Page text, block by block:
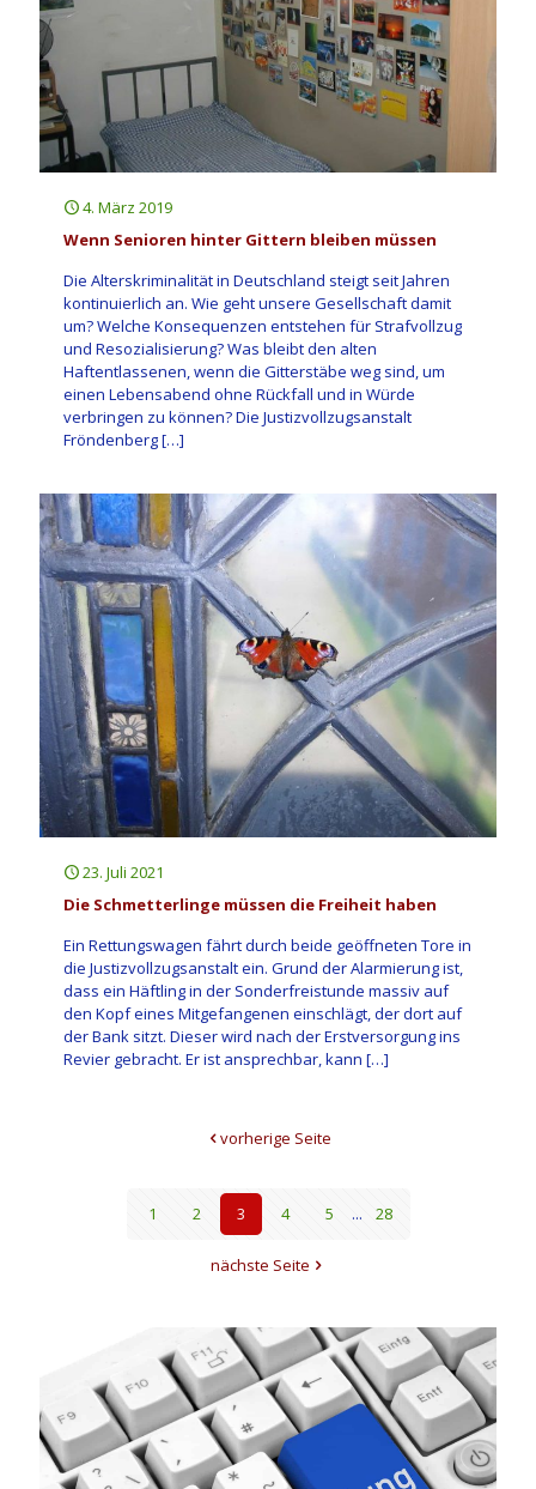
4. März 2019
Wenn Senioren hinter Gittern bleiben müssen
Die Alterskriminalität in Deutschland steigt seit Jahren
kontinuierlich an. Wie geht unsere Gesellschaft damit
um? Welche Konsequenzen entstehen für Strafvollzug
und Resozialisierung? Was bleibt den alten
Haftentlassenen, wenn die Gitterstäbe weg sind, um
einen Lebensabend ohne Rückfall und in Würde
verbringen zu können? Die Justizvollzugsanstalt
Fröndenberg[…]
23. Juli 2021
Die Schmetterlinge müssen die Freiheit haben
Ein Rettungswagen fährt durch beide geöffneten Tore in
die Justizvollzugsanstalt ein. Grund der Alarmierung ist,
dass ein Häftling in der Sonderfreistunde massiv auf
den Kopf eines Mitgefangenen einschlägt, der dort auf
der Bank sitzt. Dieser wird nach der Erstversorgung ins
Revier gebracht. Er ist ansprechbar, kann […]
vorherige Seite
1 2 3 4 5 ... 28
nächste Seite